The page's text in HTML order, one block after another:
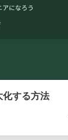
化する方法